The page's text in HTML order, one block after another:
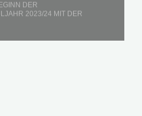
DER
2023/24 MIT DER